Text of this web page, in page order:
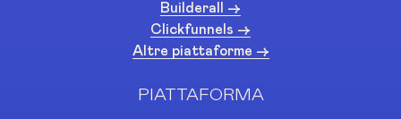
Builderall ->
Clickfunnels ->
Altre piattaforme ->
PIATTAFORMA